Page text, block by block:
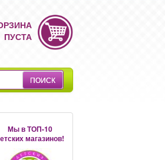
ПУСТА
Мы в ТОП-10
магазинов!